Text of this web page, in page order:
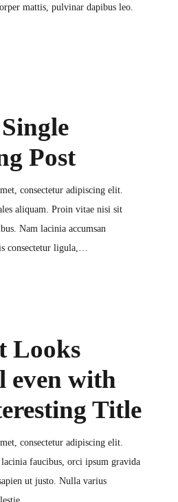
mattis, pulvinar dapibus leo.
Post
consectetur adipiscing elit.
aliquam. Proin vitae nisi sit
Nam lacinia accumsan
consectetur ligula,…
Looks
even with
Title
consectetur adipiscing elit.
faucibus, orci ipsum gravida
ut justo. Nulla varius